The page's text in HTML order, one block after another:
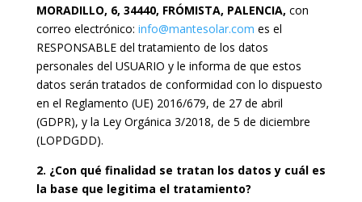
MORADILLO, 6, 34440, FRÓMISTA, PALENCIA, con
correo electrónico: info@mantesolar.com es el
RESPONSABLE del tratamiento de los datos
personales del USUARIO y le informa de que estos
datos serán tratados de conformidad con lo dispuesto
en el Reglamento (UE) 2016/679, de 27 de abril
(GDPR), y la Ley Orgánica 3/2018, de 5 de diciembre
(LOPDGDD).
2. ¿Con qué finalidad se tratan los datos y cuál es
la base que legitima el tratamiento?